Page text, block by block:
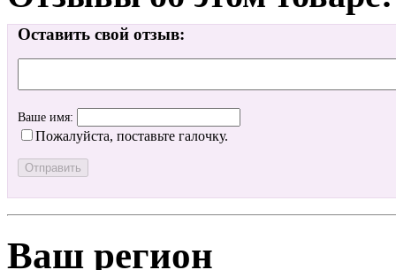
Оставить свой отзыв:
Ваше имя:
Пожалуйста, поставьте галочку.
Ваш регион